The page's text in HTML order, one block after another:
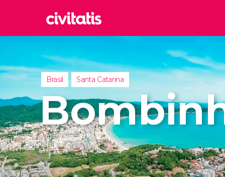
Itália
Reino
Turquia
Brasil Santa Catarina